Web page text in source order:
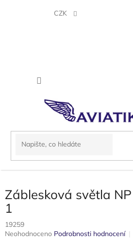
CZK
Záblesková světla
1
19259
Průměrné
Neohodnoceno Podrobnosti hodnocení